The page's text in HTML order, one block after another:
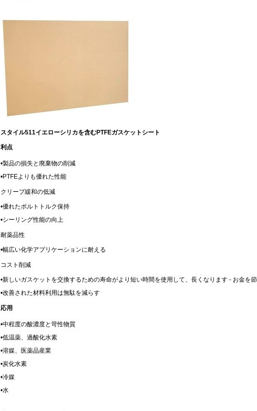
スタイル511イエローシリカを含むPTFEガスケットシート
利点
•製品の損失と廃棄物の削減
•PTFEよりも優れた性能
クリープ緩和の低減
•優れたボルトトルク保持
•シーリング性能の向上
耐薬品性
•幅広い化学アプリケーションに耐える
コスト削減
•新しいガスケットを交換するための寿命がより短い時間を使用して、長くなります - お金を
•改善された材料利用は無駄を減らす
応用
•中程度の酸濃度と苛性物質
•低温薬、過酸化水素
•溶媒、医薬品産業
•炭化水素
•冷媒
•水